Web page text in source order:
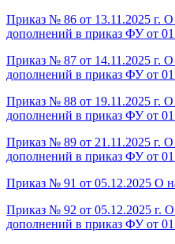
Приказ № 86 от 13.11.2025 г.
дополнений в приказ ФУ от
Приказ № 87 от 14.11.2025 г.
дополнений в приказ ФУ от
Приказ № 88 от 19.11.2025 г.
дополнений в приказ ФУ от
Приказ № 89 от 21.11.2025 г.
дополнений в приказ ФУ от
Приказ № 91 от 05.12.2025 О
Приказ № 92 от 05.12.2025 г.
дополнений в приказ ФУ от